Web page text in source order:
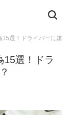
選！ドライバーに嫌
15選！ドラ